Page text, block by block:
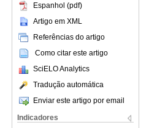
Espanhol (pdf)
Artigo em XML
Referências do artigo
Como citar este artigo
SciELO Analytics
Tradução automática
Enviar este artigo por email
Indicadores